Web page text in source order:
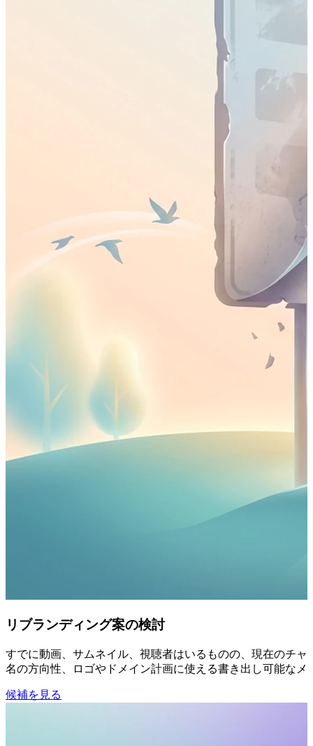
リブランディング案の検討
すでに動画、サムネイル、視聴者はいるものの、現在のチ
名の方向性、ロゴやドメイン計画に使える書き出し可能なメ
候補を見る